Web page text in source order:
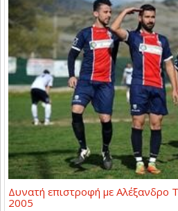
Δυνατή επιστροφή με Αλέξανδρο
2005